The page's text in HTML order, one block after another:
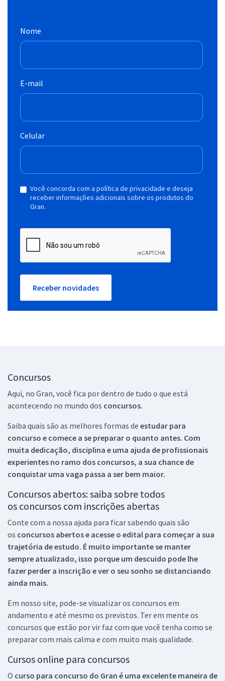
Nome
E-mail
Celular
Você concorda com a política de privacidade e deseja
receber informações adicionais sobre os produtos do
Gran.
Receber novidades
Concursos
Aqui, no Gran, você fica por dentro de tudo o que está
acontecendo no mundo dos concursos.
Saiba quais são as melhores formas de estudar para
concurso e comece a se preparar o quanto antes. Com
muita dedicação, disciplina e uma ajuda de profissionais
experientes no ramo dos concursos, a sua chance de
conquistar uma vaga passa a ser bem maior.
Concursos abertos: saiba sobre todos
os concursos com inscrições abertas
Conte com a nossa ajuda para ficar sabendo quais são
os concursos abertos e acesse o edital para começar a sua
trajetória de estudo. É muito importante se manter
sempre atualizado, isso porque um descuido pode lhe
fazer perder a inscrição e ver o seu sonho se distanciando
ainda mais.
Em nosso site, pode-se visualizar os concursos em
andamento e até mesmo os previstos. Ter em mente os
concursos que estão por vir faz com que você tenha como se
preparar com mais calma e com muito mais qualidade.
Cursos online para concursos
O curso para concurso do Gran é uma excelente maneira de